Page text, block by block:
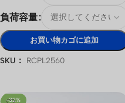
負荷容量
お買い物カゴに追加
SKU： RCPL2560
-32%